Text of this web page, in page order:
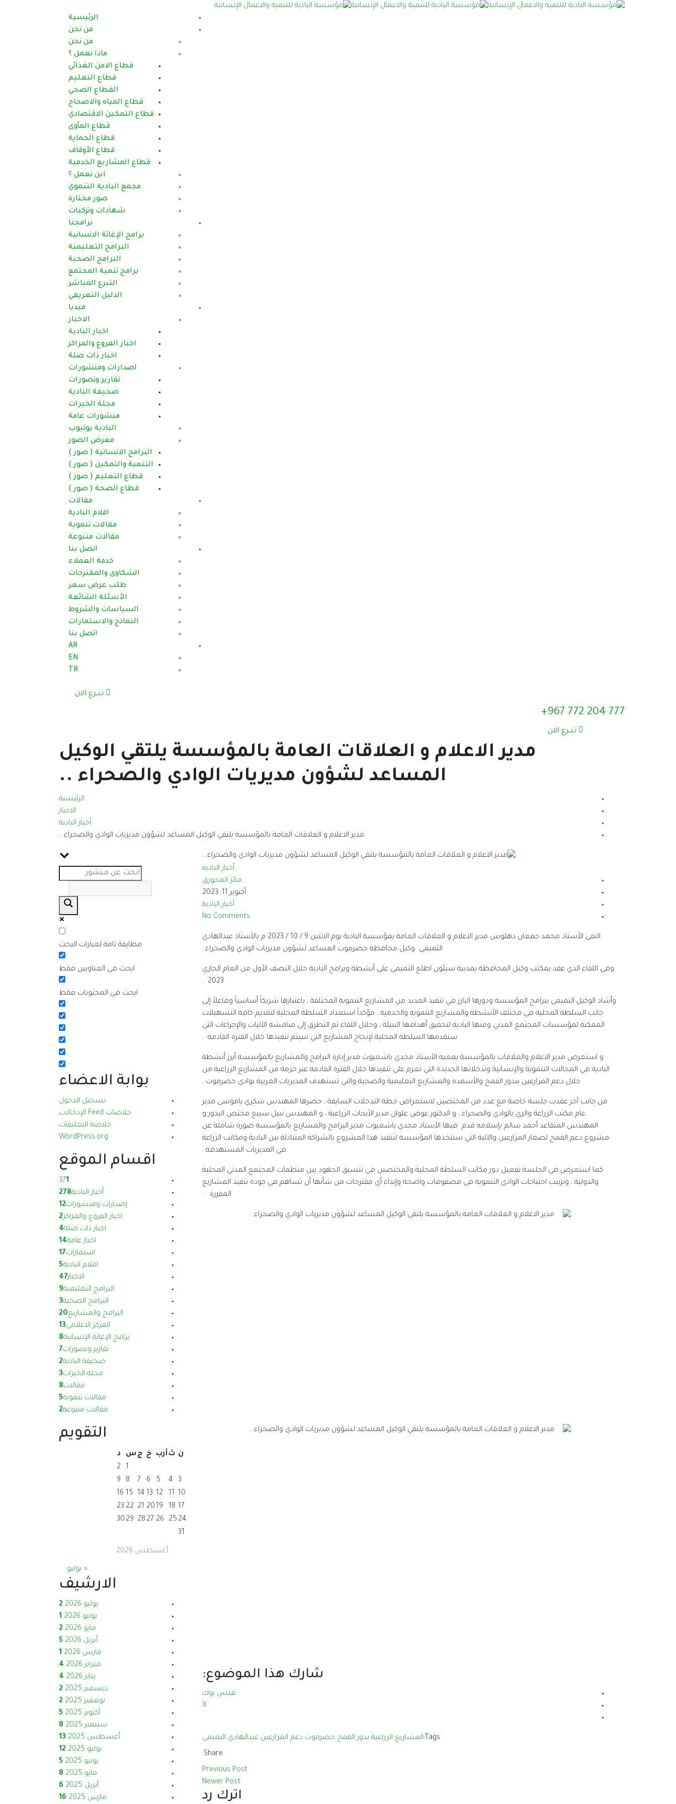
الرئيسية
من نحن
من نحن
ماذا نعمل ؟
قطاع الامن الغذائي
قطاع التعليم
القطاع الصحي
قطاع المياه والاصحاح
قطاع التمكين الاقتصادي
قطاع المأوى
قطاع الحماية
قطاع الأوقاف
قطاع المشاريع الخدمية
اين نعمل ؟
مجمع البادية التنموي
صور مختارة
شهادات وتزكيات
برامجنا
برامج الإغاثة الانسانية
البرامج التعليمية
البرامج الصحية
برامج تنمية المجتمع
التبرع المباشر
الدليل التعريفي
ميديا
الاخبار
اخبار البادية
اخبار الفروع والمراكز
اخبار ذات صلة
اصدارات ومنشورات
تقارير وتصورات
صحيفة البادية
مجلة الخيرات
منشورات عامة
البادية يوتيوب
معرض الصور
البرامج الانسانية ( صور )
التنمية والتمكين ( صور )
قطاع التعليم ( صور )
قطاع الصحة ( صور )
مقالات
اقلام البادية
مقالات تنموية
مقالات متنوعة
اتصل بنا
خدمة العملاء
الشكاوى والمقترحات
طلب عرض سعر
الأسئلة الشائعة
السياسات والشروط
النماذج والاستمارات
اتصل بنا
AR
EN
TR
تبــرع الان
777 204 772 967+
تبــرع الان
مدير الاعلام و العلاقات العامة بالمؤسسة يلتقي الوكيل
المساعد لشؤون مديريات الوادي والصحراء ..
الرئيسية
الاخبار
أخبار البادية
مدير الاعلام و العلاقات العامة بالمؤسسة يلتقي الوكيل المساعد لشؤون مديريات الوادي والصحراء ..
أخبار البادية
فائز المحورق
أكتوبر 11, 2023
أخبار البادية
No Comments
التقى الأستاذ محمد جمعان دهلوس مدير الاعلام و العلاقات العامة بمؤسسة البادية يوم الاثنين 9 / 10 / 2023 م بالأستاذ عبدالهادي
التميمي وكيل محافظة حضرموت المساعد لشؤون مديريات الوادي والصحراء..
وفي اللقاء الذي عقد بمكتب وكيل المحافظة بمدينة سيئون اطلع التميمي على أنشطة وبرامج البادية خلال النصف الأول من العام الجاري
2023 .
وأشاد الوكيل التميمي ببرامج المؤسسة ودورها البارز في تنفيذ العديد من المشاريع التنموية المختلفة ، باعتبارها شريكاً أساسياً وفاعلاً إلى
جانب السلطة المحلية في مختلف الأنشطة والمشاريع التنموية والخدمية ، مؤكداً استعداد السلطة المحلية لتقديم كافة التسهيلات
الممكنة لمؤسسات المجتمع المدني ومنها البادية لتحقيق أهدافها النبيلة ، وخلال اللقاء تم التطرق إلى مناقشة الآليات والإجراءات التي
ستقدمها السلطة المحلية لإنجاح المشاريع التي سيتم تنفيذها خلال الفترة القادمة .
و استعرض مدير الاعلام والعلاقات بالمؤسسة بمعية الأستاذ مجدي باشعيوث مدير إدارة البرامج والمشاريع بالمؤسسة أبرز أنشطة
البادية في المجالات التنموية والإنسانية وتدخلاتها الجديدة التي تعزم على تنفيذها خلال الفترة القادمة عبر حزمة من المشاريع الزراعية من
خلال دعم المزارعين ببذور القمح والأسمدة والمشاريع التعليمية والصحية والتي تستهدف المديريات الغربية بوادي حضرموت .
من جانب آخر عقدت جلسة خاصة مع عدد من المختصين لاستعراض خطة التدخلات السابقة ، حضرها المهندس شكري باموسى مدير
عام مكتب الزراعة والري بالوادي والصحراء ، و الدكتور عوض علوان مدير الأبحاث الزراعية ، و المهندس نبيل سبيع مختص البذور و
المهندس المتقاعد أحمد سالم بإسلامه قدم فيها الأستاذ مجدي باشعيوث مدير البرامج والمشاريع بالمؤسسة صورة شاملة عن
مشروع دعم القمح لصغار المزارعين والآلية التي ستتخذها المؤسسة لتنفيذ هذا المشروع بالشراكة المتبادلة بين البادية ومكاتب الزراعة
في المديريات المستهدفة .
كما استعرض في الجلسة تفعيل دور مكاتب السلطة المحلية والمختصين في تنسيق الجهود بين منظمات المجتمع المدني المحلية
والدولية ، وترتيب احتياجات الوادي التنموية في مصفوفات واضحة وإبداء أي مقترحات من شأنها أن تساهم في جودة تنفيذ المشاريع
المقررة .
شارك هذا الموضوع:
فيس بوك
X
Tags: المشاريع الزراعية بذور القمح حضرموت دعم المزارعين عبدالهادي التميمي
Share:
Previous Post
Newer Post
اترك رد
مطابقة تامة لعبارات البحث
ابحث في العناويين فقط
ابحث في المحتويات فقط
بوابة الاعضاء
تسجيل الدخول
خلاصات Feed الإدخالات
خلاصة التعليقات
WordPress.org
اقسام الموقع
371
أخبار البادية278
إصدارات ومنشورات12
اخبار الفروع والمراكز2
اخبار ذات صلة4
اخبار عامة14
استمارات17
اقلام البادية5
الاخبار47
البرامج التعليمية9
البرامج الصحية3
البرامج والمشاريع20
المركز الاعلامي13
برامج الإغاثة الإنسانية8
تقارير وتصورات7
صحيفة البادية2
مجلة الخيرات3
مقالات8
مقالات تنموية5
مقالات متنوعة2
التقويم
أغسطس 2026
ن ث أرب خ ج س
د
1
2
3
4
5
6
7
8
9
10
11
12
13
14
15
16
17
18
19
20
21
22
23
24
25
26
27
28
29
30
31
« يوليو
الارشيف
يوليو 2026
2
يونيو 2026
1
مايو 2026
2
أبريل 2026
5
مارس 2026
1
فبراير 2026
4
يناير 2026
4
ديسمبر 2025
2
نوفمبر 2025
2
أكتوبر 2025
5
سبتمبر 2025
8
أغسطس 2025
13
يوليو 2025
12
يونيو 2025
5
مايو 2025
8
أبريل 2025
6
مارس 2025
16